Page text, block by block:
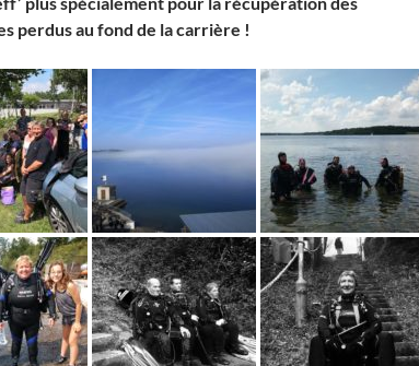
perdus au fond de la carrière !